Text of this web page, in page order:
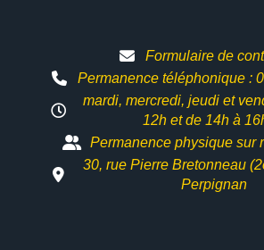
Formulaire de
Permanence téléphonique :
mardi, mercredi, jeudi et
12h etde 14h à
Permanence physique sur
30, rue Pierre Bretonneau
Perpignan